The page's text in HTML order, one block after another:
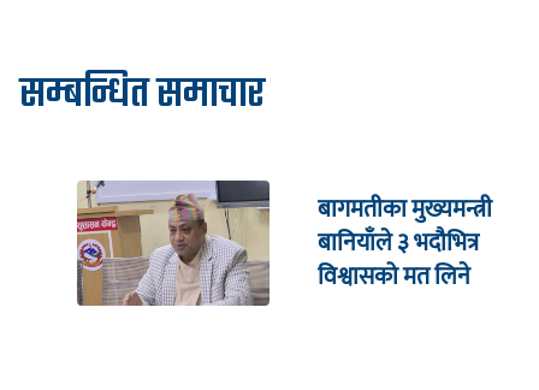
सम्बन्धित समाचार
बागमतीका मुख्यमन्त्री
बानियाँले ३ भदौभित्र
विश्वासको मत लिने